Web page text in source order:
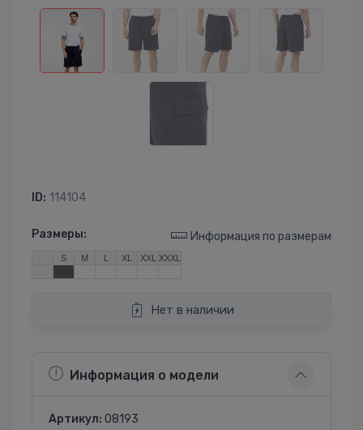
ID: 114104
Размеры: Информация по размерам
S M L XL XXL XXXL
Нет в наличии
Информация о модели
Артикул: 08193